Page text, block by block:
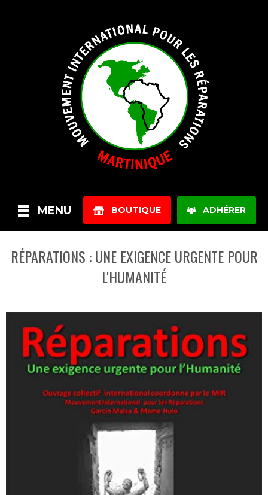
ADHÉRER
BOUTIQUE
MENU
RÉPARATIONS : UNE EXIGENCE URGENTE POUR
L'HUMANITÉ